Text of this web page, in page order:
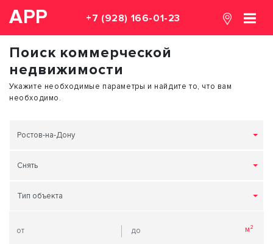
АРР +7 (928) 166-01-23
Поиск коммерческой
недвижимости
Укажите необходимые параметры и найдите то, что вам
необходимо.
Ростов-на-Дону
Снять
Тип объекта